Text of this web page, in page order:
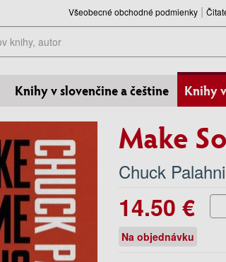
Všeobecné obchodné podmienky
Knihy v slovenčine a češtine Knihy
Make
Chuck
14.50 €
Na objednávku